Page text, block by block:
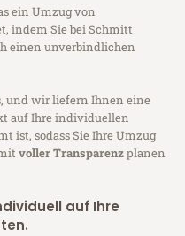
ein Umzug von
indem Sie bei Schmitt
einen unverbindlichen
und wir liefern Ihnen eine
auf Ihre individuellen
ist, sodass Sie Ihre Umzug
voller Transparenzplanen
auf Ihre